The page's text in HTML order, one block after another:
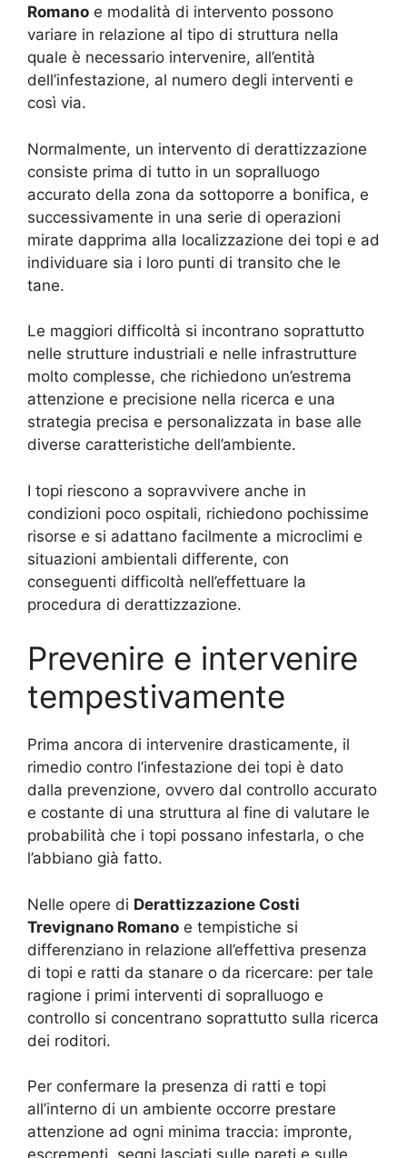
Romano e modalità di intervento possono
variare in relazione al tipo di struttura nella
quale è necessario intervenire, all’entità
dell’infestazione, al numero degli interventi e
così via.
Normalmente, un intervento di derattizzazione
consiste prima di tutto in un sopralluogo
accurato della zona da sottoporre a bonifica, e
successivamente in una serie di operazioni
mirate dapprima alla localizzazione dei topi e ad
individuare sia i loro punti di transito che le
tane.
Le maggiori difficoltà si incontrano soprattutto
nelle strutture industriali e nelle infrastrutture
molto complesse, che richiedono un’estrema
attenzione e precisione nella ricerca e una
strategia precisa e personalizzata in base alle
diverse caratteristiche dell’ambiente.
I topi riescono a sopravvivere anche in
condizioni poco ospitali, richiedono pochissime
risorse e si adattano facilmente a microclimi e
situazioni ambientali differente, con
conseguenti difficoltà nell’effettuare la
procedura di derattizzazione.
Prevenire e intervenire
tempestivamente
Prima ancora di intervenire drasticamente, il
rimedio contro l’infestazione dei topi è dato
dalla prevenzione, ovvero dal controllo accurato
e costante di una struttura al fine di valutare le
probabilità che i topi possano infestarla, o che
l’abbiano già fatto.
Nelle opere di Derattizzazione Costi
Trevignano Romano e tempistiche si
differenziano in relazione all’effettiva presenza
di topi e ratti da stanare o da ricercare: per tale
ragione i primi interventi di sopralluogo e
controllo si concentrano soprattutto sulla ricerca
dei roditori.
Per confermare la presenza di ratti e topi
all’interno di un ambiente occorre prestare
attenzione ad ogni minima traccia: impronte,